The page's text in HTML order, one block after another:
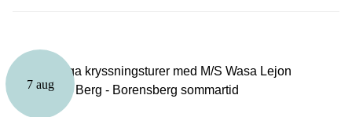
7 aug